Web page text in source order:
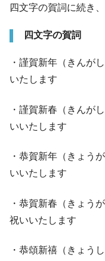
四文字の賀詞に続き
四文字の賀詞
・謹賀新年（きんが
いたします
・謹賀新春（きんが
いいたします
・恭賀新年（きょう
いいたします
・恭賀新春（きょう
祝いいたします
・恭頌新禧（きょう